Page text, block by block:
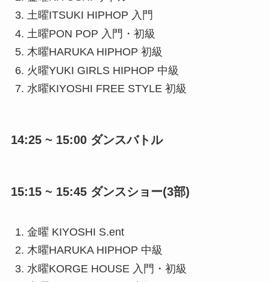
土曜ITSUKI HIPHOP 入門
土曜PON POP 入門・初級
木曜HARUKA HIPHOP 初級
火曜YUKI GIRLS HIPHOP 中級
水曜KIYOSHI FREE STYLE 初級
14:25 ~ 15:00 ダンスバトル
15:15 ~ 15:45 ダンスショー(3部)
金曜 KIYOSHI S.ent
木曜HARUKA HIPHOP 中級
水曜KORGE HOUSE 入門・初級